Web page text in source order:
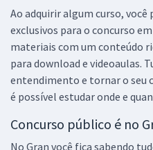
Ao adquirir algum curso, você
exclusivos para o concurso
materiais com um conteúdo
para download e videoaulas.
entendimento e tornar o seu
é possível estudar onde e
Concurso público é no
No Gran você fica sabendo